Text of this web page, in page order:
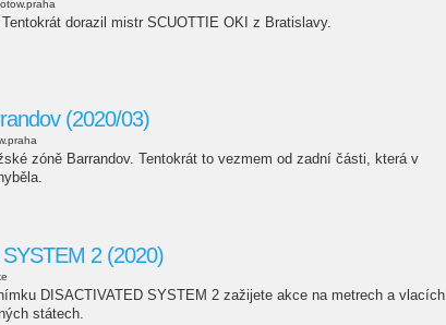
dorazil mistr SCUOTTIE OKI z Bratislavy.
(2020/03)
zóně Barrandov. Tentokrát to vezmem od zadní části, která v
2 (2020)
DISACTIVATED SYSTEM 2 zažijete akce na metrech a vlacích
státech.